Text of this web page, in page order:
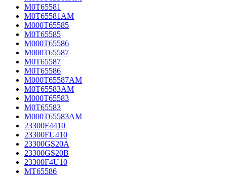
M0T65581
M0T65581AM
M000T65585
M0T65585
M000T65586
M000T65587
M0T65587
M0T65586
M000T65587AM
M0T65583AM
M000T65583
M0T65583
M000T65583AM
23300F4410
23300FU410
23300GS20A
23300GS20B
23300F4U10
MT65586